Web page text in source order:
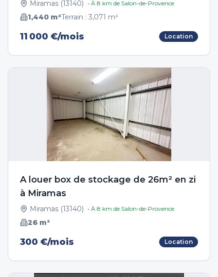
Miramas (13140) • À 8 km de Salon-de-Provence
1,440 m²Terrain : 3,071 m²
11 000 €/mois Location
A louer box de stockage de 26m² en zi
à Miramas
Miramas (13140) • À 8 km de Salon-de-Provence
26 m²
300 €/mois Location